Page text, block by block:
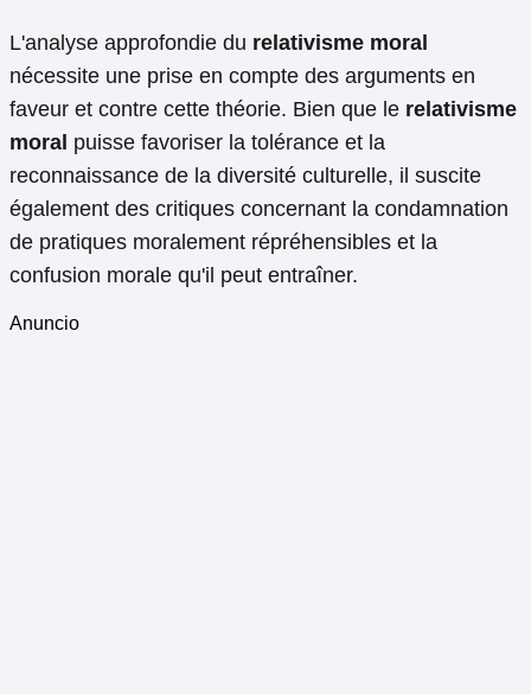
L'analyse approfondie du relativisme moral
nécessite une prise en compte des arguments en
faveur et contre cette théorie. Bien que le relativisme
moral puisse favoriser la tolérance et la
reconnaissance de la diversité culturelle, il suscite
également des critiques concernant la condamnation
de pratiques moralement répréhensibles et la
confusion morale qu'il peut entraîner.
Anuncio